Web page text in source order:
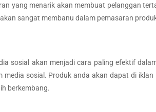
yang menarik akan membuat pelanggan
sangat membanu dalam pemasaran
sosial akan menjadi cara paling efektif
sosial. Produk anda akan dapat di
berkembang.